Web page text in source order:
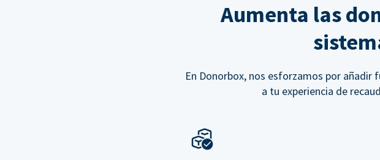
Aumenta las
En Donorbox, nos esforzamos por añadir
a tu experiencia de